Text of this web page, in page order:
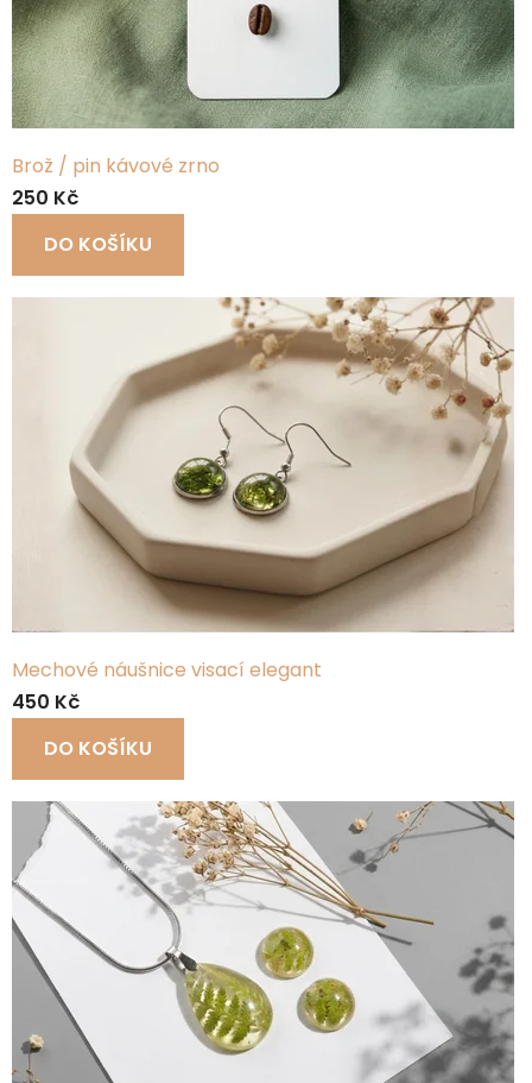
N
Í
D
E
K
R
Brož / pin kávové zrno
250 Kč
DO KOŠÍKU
Mechové náušnice visací elegant
450 Kč
DO KOŠÍKU